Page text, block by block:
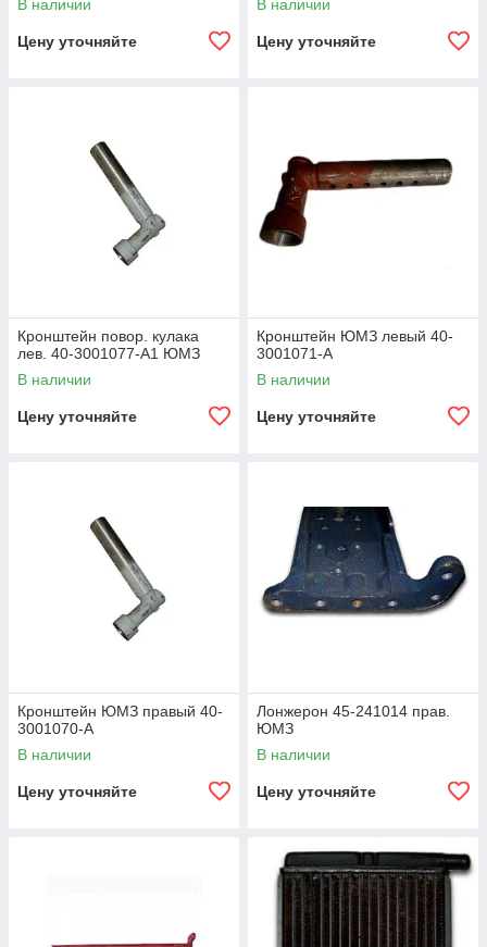
В наличии
Цену уточняйте
В наличии
Цену уточняйте
Кронштейн повор. кулака
лев. 40-3001077-А1 ЮМЗ
В наличии
Цену уточняйте
Кронштейн ЮМЗ левый 40-
3001071-А
В наличии
Цену уточняйте
Кронштейн ЮМЗ правый 40-
3001070-А
В наличии
Цену уточняйте
Лонжерон 45-241014 прав.
ЮМЗ
В наличии
Цену уточняйте